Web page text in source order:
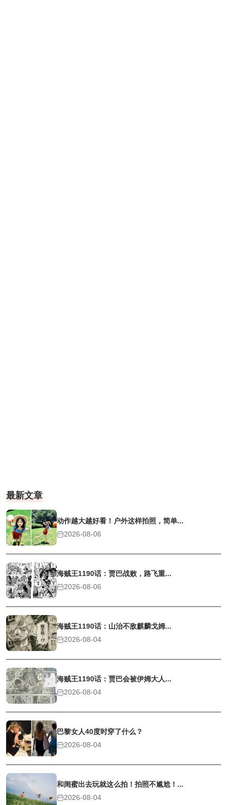
最新文章
动作越大越好看！户外这样拍照，简单...
2026-08-06
海贼王1190话：贾巴战败，路飞重...
2026-08-06
海贼王1190话：山治不敌麒麟戈姆...
2026-08-04
海贼王1190话：贾巴会被伊姆大人...
2026-08-04
巴黎女人40度时穿了什么？
2026-08-04
和闺蜜出去玩就这么拍！拍照不尴尬！...
2026-08-04